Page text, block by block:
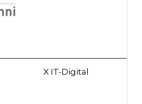
X IT-Digital